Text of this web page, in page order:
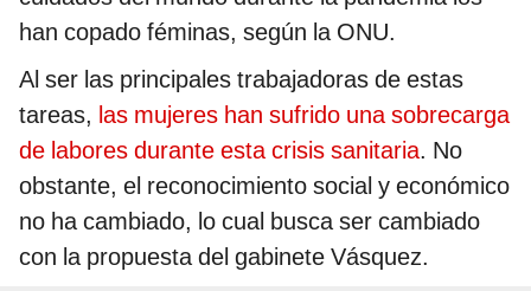
han copado féminas, según la ONU.
Al ser las principales trabajadoras de estas
tareas, las mujeres han sufrido una sobrecarga
de labores durante esta crisis sanitaria. No
obstante, el reconocimiento social y económico
no ha cambiado, lo cual busca ser cambiado
con la propuesta del gabinete Vásquez.